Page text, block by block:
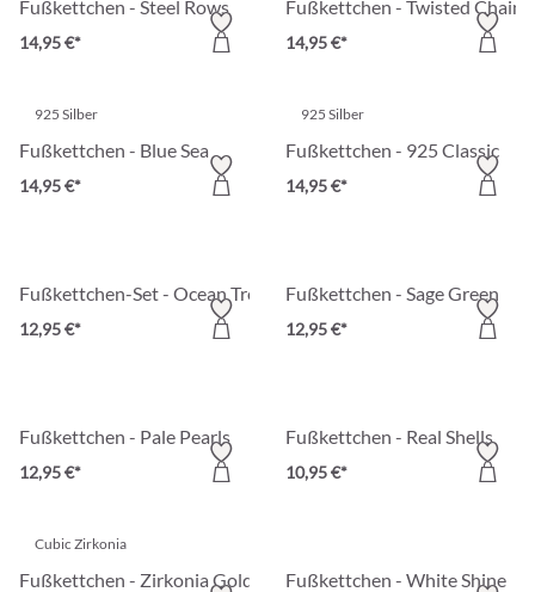
Fußkettchen - Steel Rows
14,95 €*
Fußkettchen - Twisted Chain
14,95 €*
925 Silber
Fußkettchen - Blue Sea
14,95 €*
925 Silber
Fußkettchen - 925 Classic
14,95 €*
Fußkettchen-Set - Ocean Treasure
12,95 €*
Fußkettchen - Sage Green
12,95 €*
Fußkettchen - Pale Pearls
12,95 €*
Fußkettchen - Real Shells
10,95 €*
Cubic Zirkonia
Fußkettchen - Zirkonia Gold Fußkettchen - White Shine